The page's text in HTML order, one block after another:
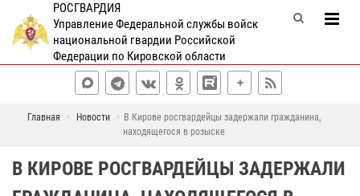
РОСГВАРДИЯ
Управление Федеральной службы войск
национальной гвардии Российской
Федерации по Кировской области
Главная Новости
В Кирове росгвардейцы задержали гражданина,
находящегося в розыске
В КИРОВЕ РОСГВАРДЕЙЦЫ ЗАДЕРЖАЛИ